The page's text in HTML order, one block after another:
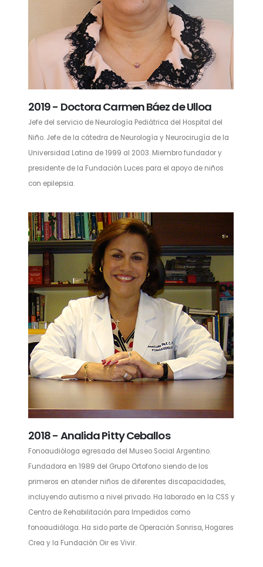
2019 - Doctora Carmen Báez de Ulloa
Jefe del servicio de Neurología Pediátrica del Hospital del
Niño. Jefe de la cátedra de Neurología y Neurocirugía de la
Universidad Latina de 1999 al 2003. Miembro fundador y
presidente de la Fundación Luces para el apoyo de niños
con epilepsia.
2018 - Analida Pitty Ceballos
Fonoaudióloga egresada del Museo Social Argentino.
Fundadora en 1989 del Grupo Ortofono siendo de los
primeros en atender niños de diferentes discapacidades,
incluyendo autismo a nivel privado. Ha laborado en la CSS y
Centro de Rehabilitación para Impedidos como
fonoaudióloga. Ha sido parte de Operación Sonrisa, Hogares
Crea y la Fundación Oir es Vivir.